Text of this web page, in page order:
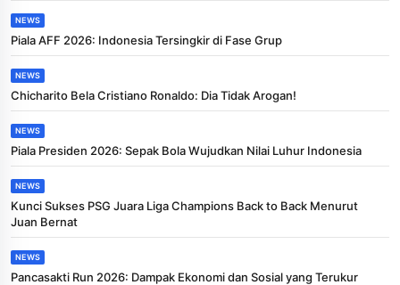
NEWS
Piala AFF 2026: Indonesia Tersingkir di Fase Grup
NEWS
Chicharito Bela Cristiano Ronaldo: Dia Tidak Arogan!
NEWS
Piala Presiden 2026: Sepak Bola Wujudkan Nilai Luhur Indonesia
NEWS
Kunci Sukses PSG Juara Liga Champions Back to Back Menurut
Juan Bernat
NEWS
Pancasakti Run 2026: Dampak Ekonomi dan Sosial yang Terukur